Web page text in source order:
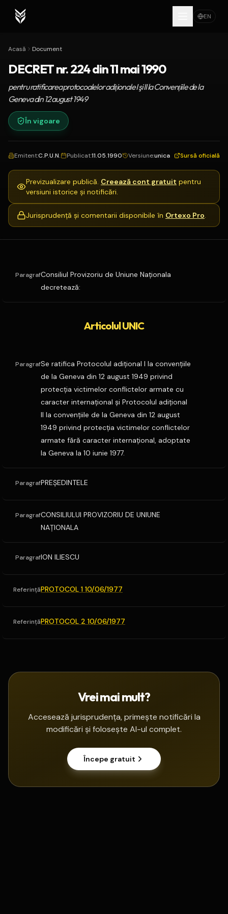
EN
Acasă Document
DECRET nr. 224 din 11 mai 1990
pentru ratificarea protocoalelor adiţionale I şi II la Convenţiile de la
Geneva din 12 august 1949
În vigoare
Emitent:C.P.U.N. Publicat:11.05.1990 Versiune:unica Sursă oficială
Previzualizare publică. Creează cont gratuit pentru
versiuni istorice și notificări.
Jurisprudență și comentarii disponibile în Ortexo Pro.
ParagrafConsiliul Provizoriu de Uniune Naţionala
decretează:
Articolul UNIC
ParagrafSe ratifica Protocolul adiţional I la convenţiile
de la Geneva din 12 august 1949 privind
protecţia victimelor conflictelor armate cu
caracter internaţional şi Protocolul adiţional
II la convenţiile de la Geneva din 12 august
1949 privind protecţia victimelor conflictelor
armate fără caracter internaţional, adoptate
la Geneva la 10 iunie 1977.
ParagrafPREŞEDINTELE
ParagrafCONSILIULUI PROVIZORIU DE UNIUNE
NAŢIONALA
ParagrafION ILIESCU
ReferințăPROTOCOL 1 10/06/1977
ReferințăPROTOCOL 2 10/06/1977
Vrei mai mult?
Accesează jurisprudența, primește notificări la
modificări și folosește AI-ul complet.
Începe gratuit